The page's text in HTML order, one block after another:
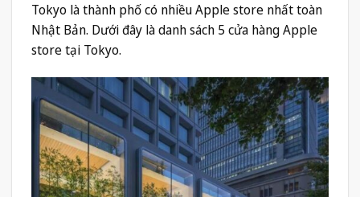
Tokyo là thành phố có nhiều Apple store nhất toàn
Nhật Bản. Dưới đây là danh sách 5 cửa hàng Apple
store tại Tokyo.